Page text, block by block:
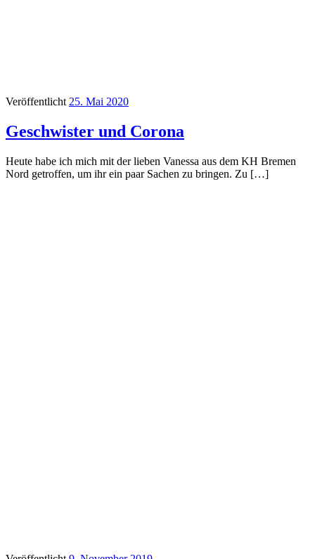
Veröffentlicht 25. Mai 2020
Geschwister und Corona
Heute habe ich mich mit der lieben Vanessa aus dem KH Bremen
Nord getroffen, um ihr ein paar Sachen zu bringen. Zu […]